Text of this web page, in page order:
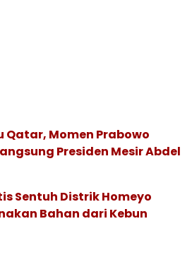
Qatar, Momen Prabowo
Presiden Mesir Abdel
Sentuh Distrik Homeyo
Bahan dari Kebun